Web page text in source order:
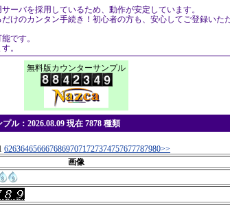
ーバを採用しているため、動作が安定しています。
けのカンタン手続き！初心者の方も、安心してご登録いた
です。
。
無料版カウンターサンプル
ル：2026.08.09 現在 7878 種類
62636465666768697071727374757677787980>>
画像